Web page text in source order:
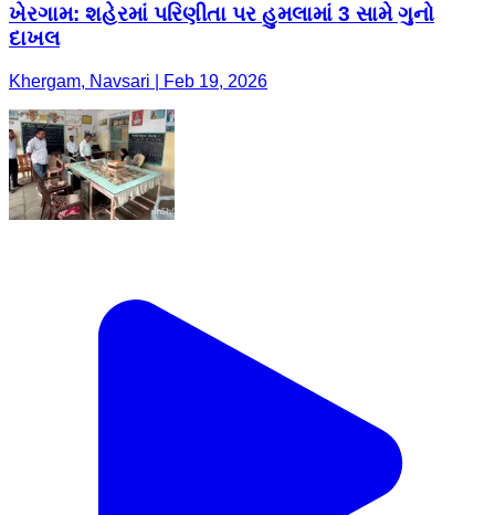
ખેરગામ: શહેરમાં પરિણીતા પર હુમલામાં 3 સામે ગુનો
દાખલ
Khergam, Navsari | Feb 19, 2026